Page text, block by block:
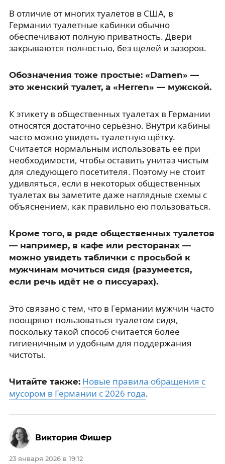
В отличие от многих туалетов в США, в
Германии туалетные кабинки обычно
обеспечивают полную приватность. Двери
закрываются полностью, без щелей и зазоров.
Обозначения тоже простые: «Damen» —
это женский туалет, а «Herren» — мужской.
К этикету в общественных туалетах в Германии
относятся достаточно серьёзно. Внутри кабины
часто можно увидеть туалетную щётку.
Считается нормальным использовать её при
необходимости, чтобы оставить унитаз чистым
для следующего посетителя. Поэтому не стоит
удивляться, если в некоторых общественных
туалетах вы заметите даже наглядные схемы с
объяснением, как правильно ею пользоваться.
Кроме того, в ряде общественных туалетов
— например, в кафе или ресторанах —
можно увидеть таблички с просьбой к
мужчинам мочиться сидя (разумеется,
если речь идёт не о писсуарах).
Это связано с тем, что в Германии мужчин часто
поощряют пользоваться туалетом сидя,
поскольку такой способ считается более
гигиеничным и удобным для поддержания
чистоты.
Читайте также: Новые правила обращения с
мусором в Германии с 2026 года.
23 января 2026 в 19:12
Виктория Фишер